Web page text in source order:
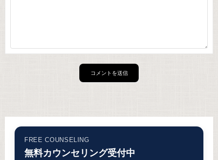
FREE COUNSELING
無料カウンセリング受付中